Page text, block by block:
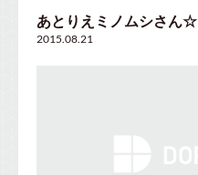
あとりえミノムシさん☆
2015.08.21